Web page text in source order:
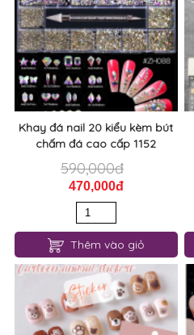
Khay đá nail 20 kiểu kèm bút
chấm đá cao cấp 1152
590,000đ
470,000đ
Thêm vào giỏ